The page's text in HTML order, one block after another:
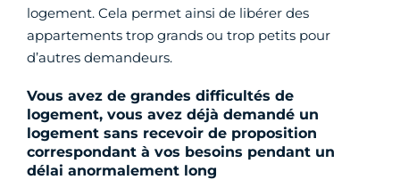
logement. Cela permet ainsi de libérer des
appartements trop grands ou trop petits pour
d’autres demandeurs.
Vous avez de grandes difficultés de
logement, vous avez déjà demandé un
logement sans recevoir de proposition
correspondant à vos besoins pendant un
délai anormalement long